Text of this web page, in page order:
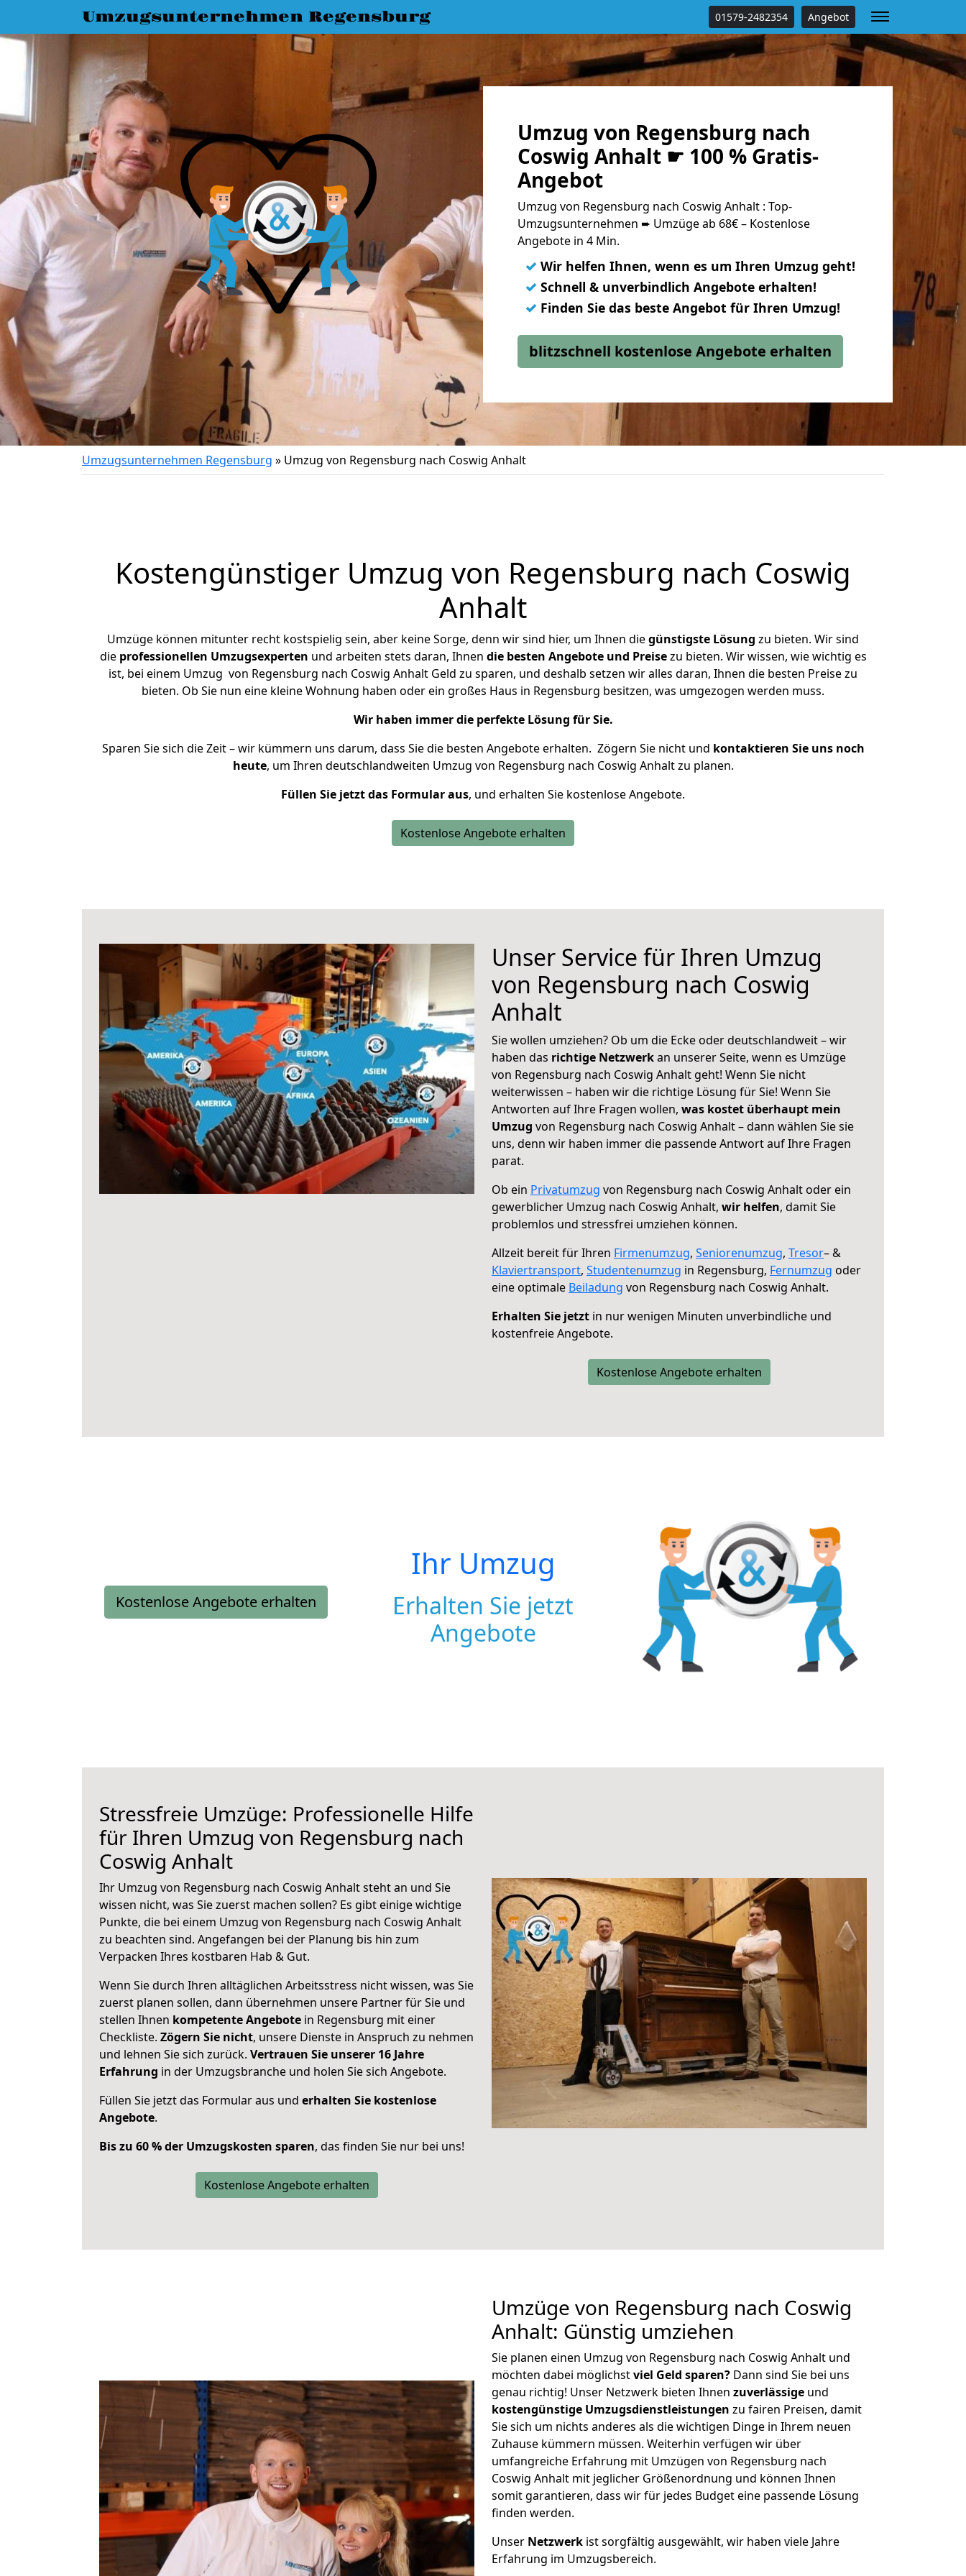
Umzugsunternehmen Regensburg 01579-2482354 Angebot
Umzug von Regensburg nach
Coswig Anhalt ☛ 100 % Gratis-
Angebot
Umzug von Regensburg nach Coswig Anhalt : Top-
Umzugsunternehmen ➨ Umzüge ab 68€ – Kostenlose
Angebote in 4 Min.
✓ Wir helfen Ihnen, wenn es um Ihren Umzug geht!
✓ Schnell & unverbindlich Angebote erhalten!
✓ Finden Sie das beste Angebot für Ihren Umzug!
blitzschnell kostenlose Angebote erhalten
Umzugsunternehmen Regensburg » Umzug von Regensburg nach Coswig Anhalt
Kostengünstiger Umzug von Regensburg nach Coswig
Anhalt
Umzüge können mitunter recht kostspielig sein, aber keine Sorge, denn wir sind hier, um Ihnen diegünstigste Lösung zu bieten. Wir sind
die professionellen Umzugsexperten und arbeiten stets daran, Ihnen die besten Angebote und Preisezu bieten. Wir wissen, wie wichtig es
ist, bei einem Umzug von Regensburg nach Coswig Anhalt Geld zu sparen, und deshalb setzen wir alles daran, Ihnen die besten Preise zu
bieten. Ob Sie nun eine kleine Wohnung haben oder ein großes Haus in Regensburg besitzen, was umgezogen werden muss.
Wir haben immer die perfekte Lösung für Sie.
Sparen Sie sich die Zeit – wir kümmern uns darum, dass Sie die besten Angebote erhalten. Zögern Sie nicht und kontaktieren Sie uns noch
heute, um Ihren deutschlandweiten Umzug von Regensburg nach Coswig Anhalt zu planen.
Füllen Sie jetzt das Formular aus, und erhalten Sie kostenlose Angebote.
Kostenlose Angebote erhalten
Unser Service für Ihren Umzug
von Regensburg nach Coswig
Anhalt
Sie wollen umziehen? Ob um die Ecke oder deutschlandweit – wir
haben das richtige Netzwerkan unserer Seite, wenn es Umzüge
von Regensburg nach Coswig Anhalt geht! Wenn Sie nicht
weiterwissen – haben wir die richtige Lösung für Sie! Wenn Sie
Antworten auf Ihre Fragen wollen, was kostet überhaupt mein
Umzug von Regensburg nach Coswig Anhalt – dann wählen Sie sie
uns, denn wir haben immer die passende Antwort auf Ihre Fragen
parat.
Ob ein Privatumzug von Regensburg nach Coswig Anhalt oder ein
gewerblicher Umzug nach Coswig Anhalt, wir helfen, damit Sie
problemlos und stressfrei umziehen können.
Allzeit bereit für Ihren Firmenumzug, Seniorenumzug, Tresor– &
Klaviertransport, Studentenumzug in Regensburg, Fernumzug oder
eine optimale Beiladung von Regensburg nach Coswig Anhalt.
Erhalten Sie jetzt in nur wenigen Minuten unverbindliche und
kostenfreie Angebote.
Kostenlose Angebote erhalten
Kostenlose Angebote erhalten
Ihr Umzug
Erhalten Sie jetzt
Angebote
Stressfreie Umzüge: Professionelle Hilfe
für Ihren Umzug von Regensburg nach
Coswig Anhalt
Ihr Umzug von Regensburg nach Coswig Anhalt steht an und Sie
wissen nicht, was Sie zuerst machen sollen? Es gibt einige wichtige
Punkte, die bei einem Umzug von Regensburg nach Coswig Anhalt
zu beachten sind. Angefangen bei der Planung bis hin zum
Verpacken Ihres kostbaren Hab & Gut.
Wenn Sie durch Ihren alltäglichen Arbeitsstress nicht wissen, was Sie
zuerst planen sollen, dann übernehmen unsere Partner für Sie und
stellen Ihnen kompetente Angebote in Regensburg mit einer
Checkliste. Zögern Sie nicht, unsere Dienste in Anspruch zu nehmen
und lehnen Sie sich zurück. Vertrauen Sie unserer 16 Jahre
Erfahrung in der Umzugsbranche und holen Sie sich Angebote.
Füllen Sie jetzt das Formular aus und erhalten Sie kostenlose
Angebote.
Bis zu 60 % der Umzugskosten sparen, das finden Sie nur bei uns!
Kostenlose Angebote erhalten
Umzüge von Regensburg nach Coswig
Anhalt: Günstig umziehen
Sie planen einen Umzug von Regensburg nach Coswig Anhalt und
möchten dabei möglichstviel Geld sparen? Dann sind Sie bei uns
genau richtig! Unser Netzwerk bieten Ihnen zuverlässige und
kostengünstige Umzugsdienstleistungen zu fairen Preisen, damit
Sie sich um nichts anderes als die wichtigen Dinge in Ihrem neuen
Zuhause kümmern müssen. Weiterhin verfügen wir über
umfangreiche Erfahrung mit Umzügen von Regensburg nach
Coswig Anhalt mit jeglicher Größenordnung und können Ihnen
somit garantieren, dass wir für jedes Budget eine passende Lösung
finden werden.
Unser Netzwerk ist sorgfältig ausgewählt, wir haben viele Jahre
Erfahrung im Umzugsbereich.